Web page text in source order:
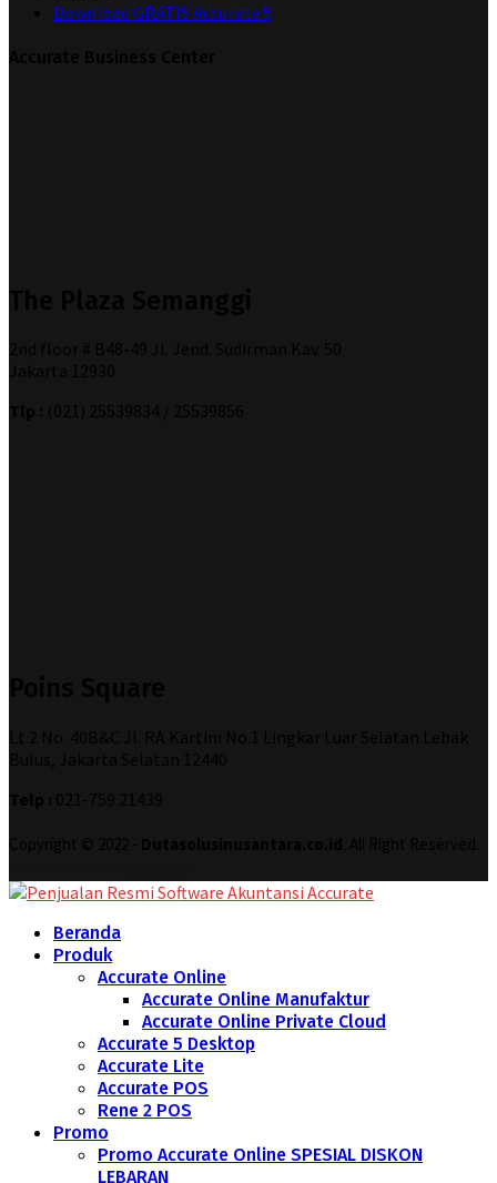
Download GRATIS Accurate 5
Beranda
Produk
Accurate Online
Accurate Online Manufaktur
Accurate Online Private Cloud
Accurate 5 Desktop
Accurate Lite
Accurate POS
Rene 2 POS
Promo
Promo Accurate Online SPESIAL DISKON
LEBARAN